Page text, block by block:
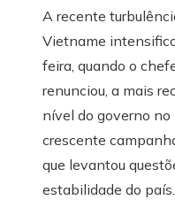
A recente
Vietname
feira, quando o
renunciou, a mais
nível do governo no
crescente
que levantou
estabilidade do país.